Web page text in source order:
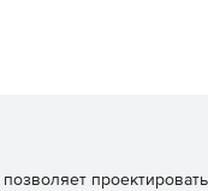
позволяет